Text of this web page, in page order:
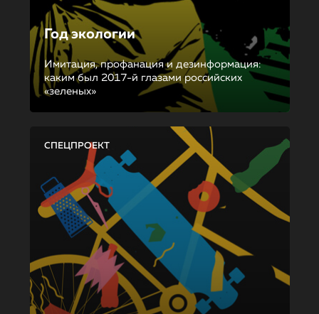
Год экологии
Имитация, профанация и дезинформация:
каким был 2017-й глазами российских
«зеленых»
СПЕЦПРОЕКТ